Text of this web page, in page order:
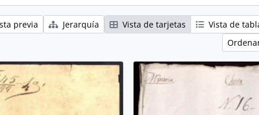
previa Jerarquía Vista de tarjetas
Vista de